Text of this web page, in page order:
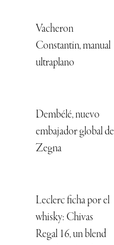
Vacheron
Constantin, manual
ultraplano
Dembélé, nuevo
embajador global de
Zegna
Leclerc ficha por el
whisky: Chivas
Regal 16, un blend